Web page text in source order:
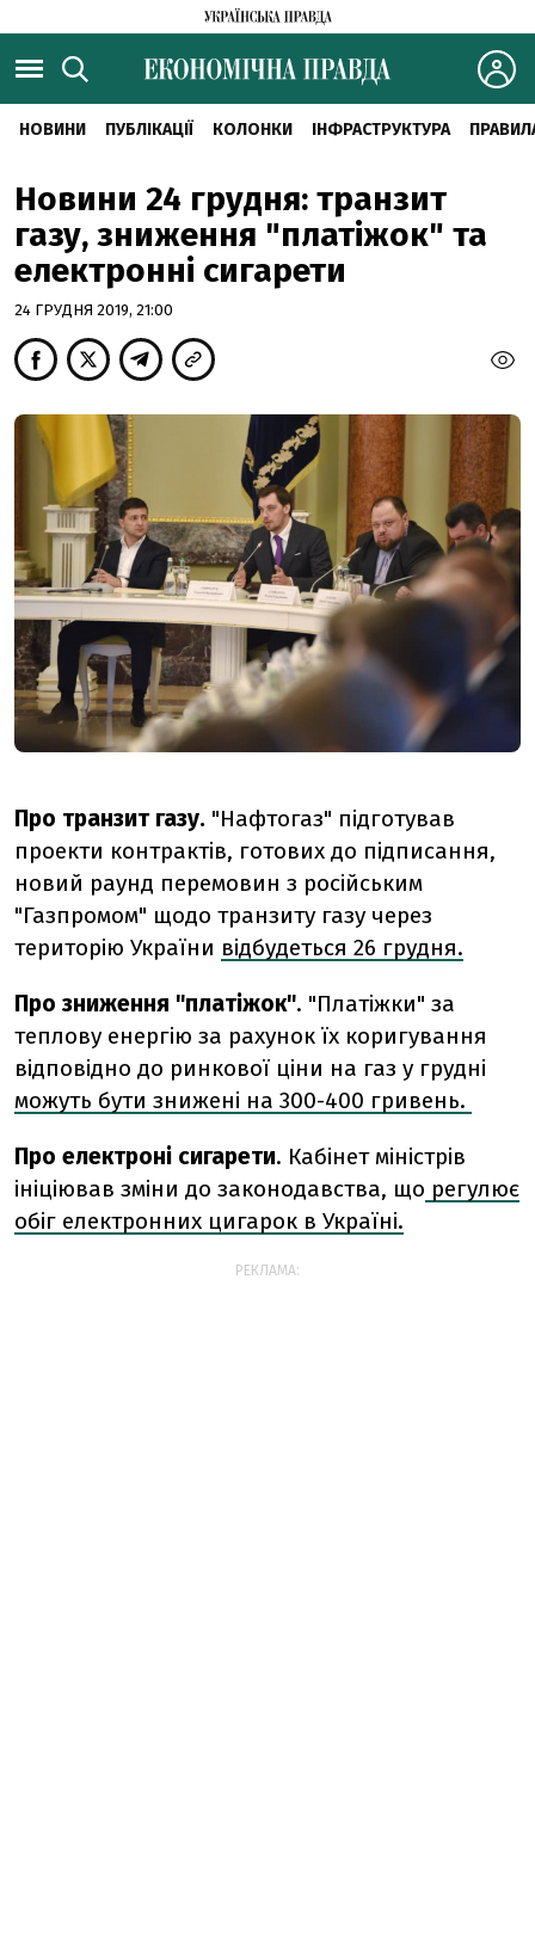
НОВИНИ ПУБЛІКАЦІЇ КОЛОНКИ ІНФРАСТРУКТУРА
Новини 24 грудня: транзит
газу, зниження "платіжок" та
електронні сигарети
24 ГРУДНЯ 2019, 21:00
Про транзит газу. "Нафтогаз" підготував
проекти контрактів, готових до підписання,
новий раунд перемовин з російським
"Газпромом" щодо транзиту газу через
територію України відбудеться 26 грудня.
Про зниження "платіжок". "Платіжки" за
теплову енергію за рахунок їх коригування
відповідно до ринкової ціни на газ у грудні
можуть бути знижені на 300-400 гривень.
Про електроні сигарети. Кабінет міністрів
ініціював зміни до законодавства, що регулює
обіг електронних цигарок в Україні.
РЕКЛАМА: